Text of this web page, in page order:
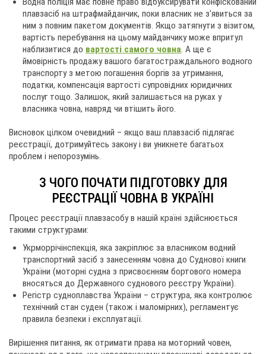
плавзасіб на штрафмайданчик, поки власник не з'явиться за
ним з повним пакетом документів. Якщо затягнути з візитом,
вартість перебування на цьому майданчику може впритул
наблизитися до вартості самого човна. А ще є
ймовірність продажу вашого багатостраждального водного
транспорту з метою погашення боргів за утримання,
податки, компенсація вартості супровідних юридичних
послуг тощо. Залишок, який залишається на руках у
власника човна, навряд чи втішить його.
Висновок цілком очевидний – якщо ваш плавзасіб підлягає
реєстрації, дотримуйтесь закону і ви уникнете багатьох
проблем і непорозумінь.
З ЧОГО ПОЧАТИ ПІДГОТОВКУ ДЛЯ
РЕЄСТРАЦІЇ ЧОВНА В УКРАЇНІ
Процес реєстрації плавзасобу в нашій країні здійснюється
такими структурами:
Укрморрічінспекція, яка закріплює за власником водний
транспортний засіб з занесенням човна до Суднової книги
України (моторні судна з присвоєнням бортового номера
вносяться до Державного суднового реєстру України).
Регістр судноплавства України – структура, яка контролює
технічний стан суден (також і маломірних), регламентує
правила безпеки і експлуатації.
Вирішення питання, як отримати права на моторний човен,